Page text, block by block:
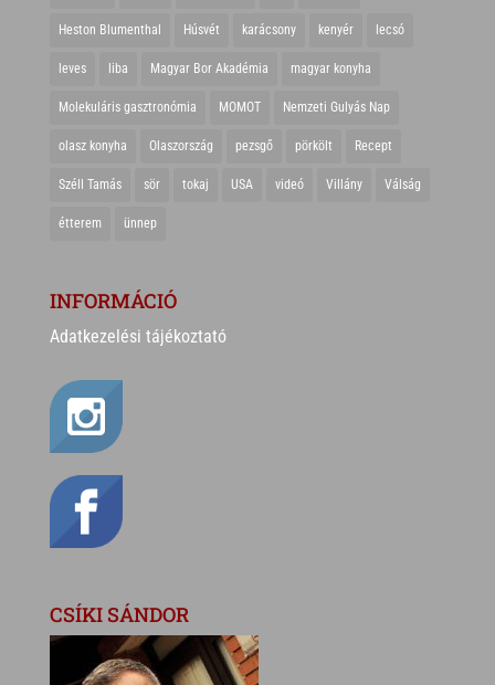
Heston Blumenthal Húsvét karácsony kenyér lecsó
leves liba Magyar Bor Akadémia magyar konyha
Molekuláris gasztronómia MOMOT Nemzeti Gulyás Nap
olasz konyha Olaszország pezsgő pörkölt Recept
Széll Tamás sör tokaj USA videó Villány Válság
étterem ünnep
INFORMÁCIÓ
Adatkezelési tájékoztató
CSÍKI SÁNDOR